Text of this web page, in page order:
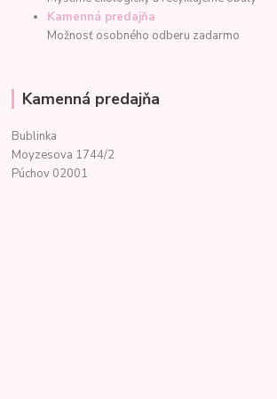
Kamenná predajňa
Možnosť osobného odberu zadarmo
Kamenná predajňa
Bublinka
Moyzesova 1744/2
Púchov 02001